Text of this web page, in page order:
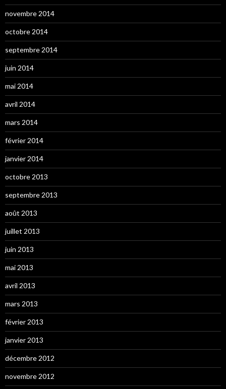
novembre 2014
octobre 2014
septembre 2014
juin 2014
mai 2014
avril 2014
mars 2014
février 2014
janvier 2014
octobre 2013
septembre 2013
août 2013
juillet 2013
juin 2013
mai 2013
avril 2013
mars 2013
février 2013
janvier 2013
décembre 2012
novembre 2012